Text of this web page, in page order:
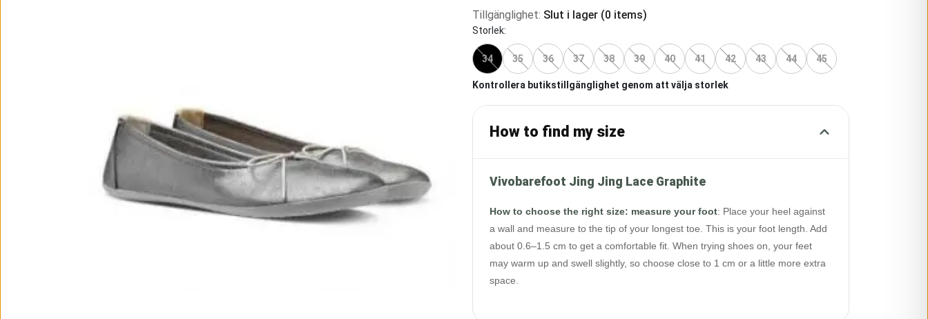
Tillgänglighet: Slut i lager (0 items)
Storlek:
34 35 36 37 38 39 40 41 42 43 44 45
Kontrollera butikstillgänglighet genom att välja storlek
How to find my size
Vivobarefoot Jing Jing Lace Graphite
How to choose the right size: measure your foot: Place your heel against
a wall and measure to the tip of your longest toe. This is your foot length. Add
about 0.6–1.5 cm to get a comfortable fit. When trying shoes on, your feet
may warm up and swell slightly, so choose close to 1 cm or a little more extra
space.